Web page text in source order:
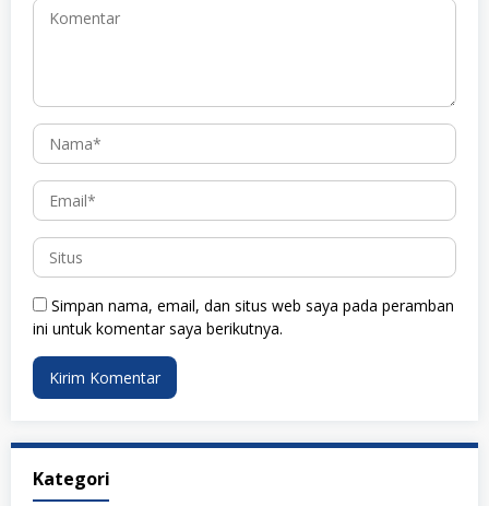
Simpan nama, email, dan situs web saya pada peramban
ini untuk komentar saya berikutnya.
Kategori